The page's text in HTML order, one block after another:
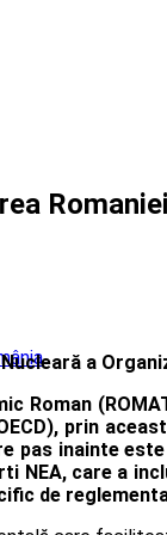
a
Roman
prin
pas inainte
NEA, care a
de